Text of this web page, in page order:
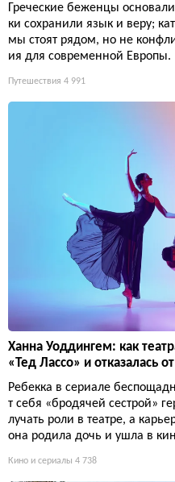
Греческие беженцы
ки сохранили язык и веру;
мы стоят рядом, но не
ия для современной Европы.
Путешествия 4 991
Ханна Уоддингем: как
«Тед Лассо» и отказалась
Ребекка в сериале
т себя «бродячей сестрой»
лучать роли в театре, а
она родила дочь и ушла в
Кино и сериалы 4 738